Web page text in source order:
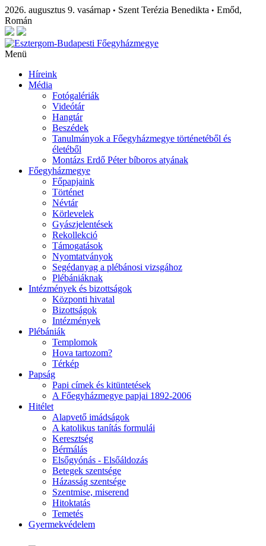
2026. augusztus 9. vasárnap • Szent Terézia Benedikta • Emőd,
Román
Menü
Híreink
Média
Fotógalériák
Videótár
Hangtár
Beszédek
Tanulmányok a Főegyházmegye történetéből és
életéből
Montázs Erdő Péter bíboros atyának
Főegyházmegye
Főpapjaink
Történet
Névtár
Körlevelek
Gyászjelentések
Rekollekció
Támogatások
Nyomtatványok
Segédanyag a plébánosi vizsgához
Plébániáknak
Intézmények és bizottságok
Központi hivatal
Bizottságok
Intézmények
Plébániák
Templomok
Hova tartozom?
Térkép
Papság
Papi címek és kitüntetések
A Főegyházmegye papjai 1892-2006
Hitélet
Alapvető imádságok
A katolikus tanítás formulái
Keresztség
Bérmálás
Elsőgyónás - Elsőáldozás
Betegek szentsége
Házasság szentsége
Szentmise, miserend
Hitoktatás
Temetés
Gyermekvédelem